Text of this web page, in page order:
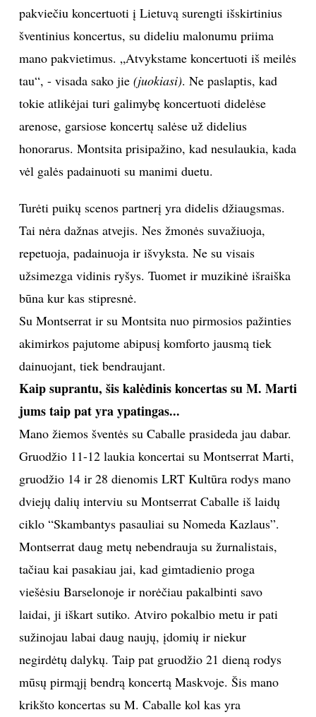
pakviečiu koncertuoti į Lietuvą surengti išskirtinius
šventinius koncertus, su dideliu malonumu priima
mano pakvietimus. „Atvykstame koncertuoti iš meilės
tau“, - visada sako jie (juokiasi). Ne paslaptis, kad
tokie atlikėjai turi galimybę koncertuoti didelėse
arenose, garsiose koncertų salėse už didelius
honorarus. Montsita prisipažino, kad nesulaukia, kada
vėl galės padainuoti su manimi duetu.
Turėti puikų scenos partnerį yra didelis džiaugsmas.
Tai nėra dažnas atvejis. Nes žmonės suvažiuoja,
repetuoja, padainuoja ir išvyksta. Ne su visais
užsimezga vidinis ryšys. Tuomet ir muzikinė išraiška
būna kur kas stipresnė.
Su Montserrat ir su Montsita nuo pirmosios pažinties
akimirkos pajutome abipusį komforto jausmą tiek
dainuojant, tiek bendraujant.
Kaip suprantu, šis kalėdinis koncertas su M. Marti
jums taip pat yra ypatingas...
Mano žiemos šventės su Caballe prasideda jau dabar.
Gruodžio 11-12 laukia koncertai su Montserrat Marti,
gruodžio 14 ir 28 dienomis LRT Kultūra rodys mano
dviejų dalių interviu su Montserrat Caballe iš laidų
ciklo “Skambantys pasauliai su Nomeda Kazlaus”.
Montserrat daug metų nebendrauja su žurnalistais,
tačiau kai pasakiau jai, kad gimtadienio proga
viešėsiu Barselonoje ir norėčiau pakalbinti savo
laidai, ji iškart sutiko. Atviro pokalbio metu ir pati
sužinojau labai daug naujų, įdomių ir niekur
negirdėtų dalykų. Taip pat gruodžio 21 dieną rodys
mūsų pirmąjį bendrą koncertą Maskvoje. Šis mano
krikšto koncertas su M. Caballe kol kas yra